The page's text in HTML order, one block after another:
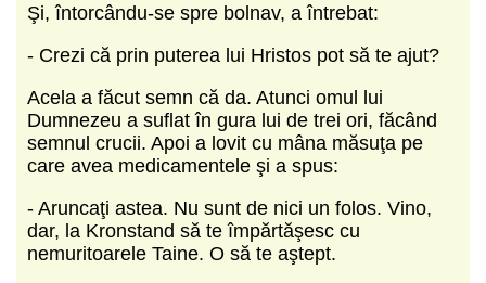
Şi, întorcându-se spre bolnav, a întrebat:
- Crezi că prin puterea lui Hristos pot să te ajut?
Acela a făcut semn că da. Atunci omul lui
Dumnezeu a suflat în gura lui de trei ori, făcând
semnul crucii. Apoi a lovit cu mâna măsuţa pe
care avea medicamentele şi a spus:
- Aruncaţi astea. Nu sunt de nici un folos. Vino,
dar, la Kronstand să te împărtăşesc cu
nemuritoarele Taine. O să te aştept.